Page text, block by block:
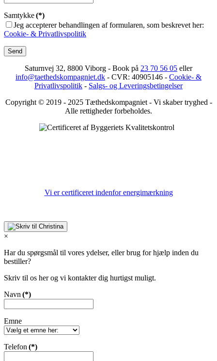
Samtykke(*)
Jeg accepterer behandlingen af formularen, som beskrevet her:
Cookie- & Privatlivspolitik
Send
Saturnvej 32, 8800 Viborg - Book på 23 70 56 05 eller
info@taethedskompagniet.dk - CVR: 40905146 - Cookie- &
Privatlivspolitik - Salgs- og Leveringsbetingelser
Copyright © 2019 - 2025 Tæthedskompagniet - Vi skaber tryghed -
Alle rettigheder forbeholdes.
Vi er certificeret indenfor energimærkning
×
Har du spørgsmål til vores ydelser, eller brug for hjælp inden du
bestiller?
Skriv til os her og vi kontakter dig hurtigst muligt.
Navn(*)
Emne
Telefon(*)